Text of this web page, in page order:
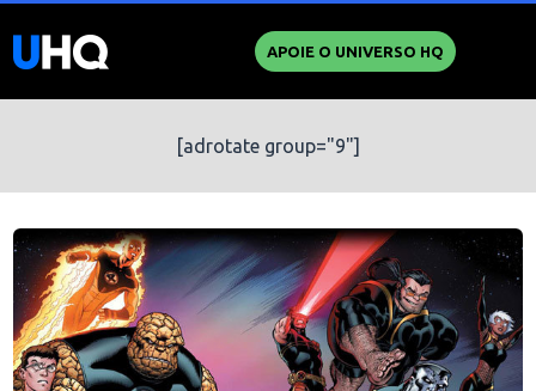
APOIE O UNIVERSO HQ
[adrotate group="9"]